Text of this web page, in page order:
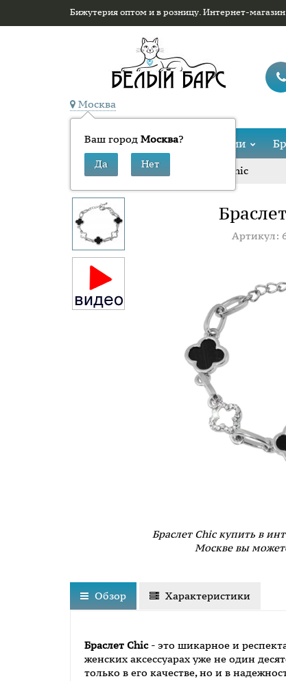
Бижутерия оптом и в розницу. Интернет-
Москва
Ваш город Москва?
Каталог Коллекции
Главная Браслеты Браслет Chic
Артикул:
Браслет Chic купить в
Москве вы
Обзор Характеристики
Браслет Chic - это шикарное и
женских аксессуарах уже не один
только в его качестве, но и в